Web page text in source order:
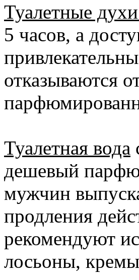
Туалетные
5 часов, а
отказываются
Туалетная вода
дешевый
мужчин
продления
рекомендуют
лосьоны,